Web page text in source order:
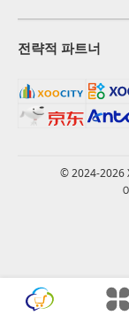
전략적 파트너
© 2024-2026